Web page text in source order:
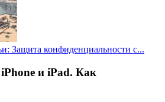
Защита конфиденциальности с...
и iPad. Как